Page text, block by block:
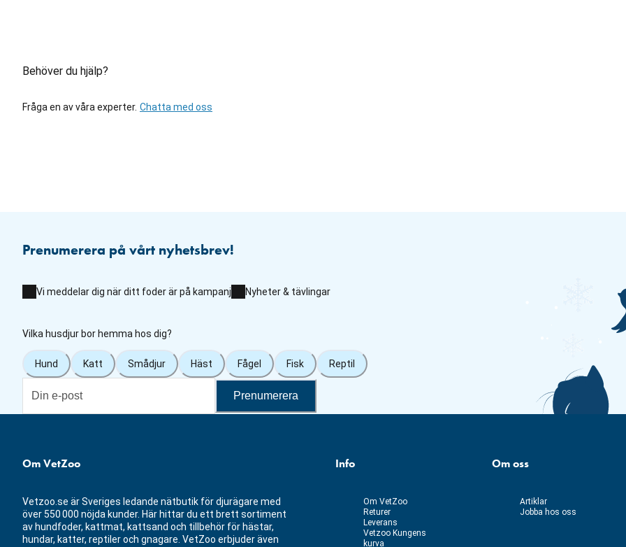
Behöver du hjälp?
Fråga en av våra experter. Chatta med oss
Prenumerera på vårt nyhetsbrev!
Vi meddelar dig när ditt foder är på kampanj Nyheter & tävlingar
Vilka husdjur bor hemma hos dig?
Hund Katt Smådjur Häst Fågel Fisk Reptil
Prenumerera
Om VetZoo
Vetzoo.se är Sveriges ledande nätbutik för djurägare med
över 550 000 nöjda kunder. Här hittar du ett brett sortiment
av hundfoder, kattmat, kattsand och tillbehör för hästar,
hundar, katter, reptiler och gnagare. VetZoo erbjuder även
Info
Om VetZoo
Returer
Leverans
Vetzoo Kungens
kurva
Om oss
Artiklar
Jobba hos oss